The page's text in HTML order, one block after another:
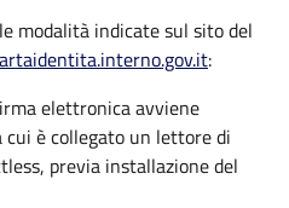
modalità indicate sul sito del
:
elettronica avviene
è collegato un lettore di
previa installazione del